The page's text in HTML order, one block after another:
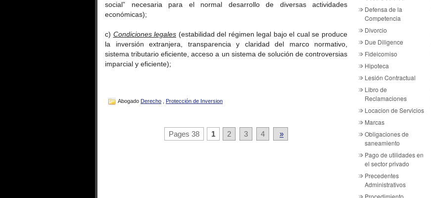
social” necesaria para el normal desarrollo de diversas actividades
económicas);
c) Condiciones legales (estabilidad del régimen legal bajo el cual se produce
la inversión extranjera, transparencia y claridad del marco normativo,
sistema tributario eficiente, acceso a un sistema de solución de controversias
imparcial y eficiente);
Abogado Derecho Protección de Inversion
Pages 38 1 2 3 4 »
Defensa de la
Competencia
Divorcio
Due Diligence
Fideicomiso
Hipoteca
Lesión Contractual
Libro de
Reclamaciones
Locacion de Servicios
Marcas
Obligaciones de
saneamiento
Pago de utilidades en
el sector privado
Precedentes
Administrativos